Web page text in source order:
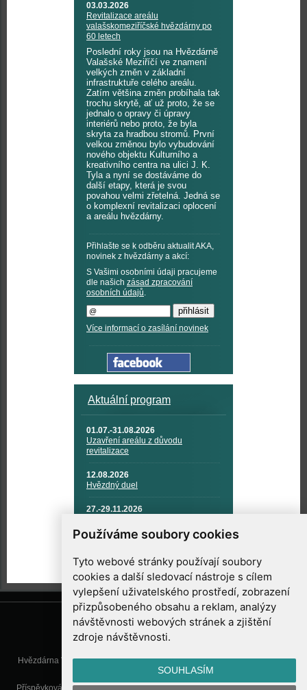
Používáme soubory cookies
Tyto webové stránky používají soubory
cookies a další sledovací nástroje s cílem
vylepšení uživatelského prostředí, zobrazení
přizpůsobeného obsahu a reklam, analýzy
návštěvnosti webových stránek a zjištění
zdroje návštěvnosti.
SOUHLASÍM
03.03.2026
Revitalizace areálu
valašskomeziříčské hvězdárny po
60 letech
Poslední roky jsou na Hvězdárně
Valašské Meziříčí ve znamení
velkých změn v základní
infrastruktuře celého areálu.
Zatím většina změn probíhala tak
trochu skrytě, ať už proto, že se
jednalo o opravy či úpravy
interiérů nebo proto, že byla
skryta za hradbou stromů. První
velkou změnou bylo vybudování
nového objektu Kulturního a
kreativního centra na ulici J. K.
Tyla a nyní se dostáváme do
další etapy, která je svou
povahou velmi zřetelná. Jedná se
o komplexní revitalizaci oplocení
a areálu hvězdárny.
Přihlašte se k odběru aktualit AKA,
novinek z hvězdárny a akcí:
S Vašimi osobními údaji pracujeme
dle našich zásad zpracování
osobních údajů.
Více informací o zasílání novinek
Aktuální program
01.07.-31.08.2026
Uzavření areálu z důvodu
revitalizace
12.08.2026
Hvězdný duel
27.-29.11.2026
TECHNIKA A KOSMICKÉ
TECHNOLOGIE
Hvězdárna Valašské Meziříčí, příspěvková organizace, Vsetínská 78, 757
01 Valašské Meziříčí
Příspěvková organizace Zlínského kraje. Telefon:571 611 928, Mobil:777